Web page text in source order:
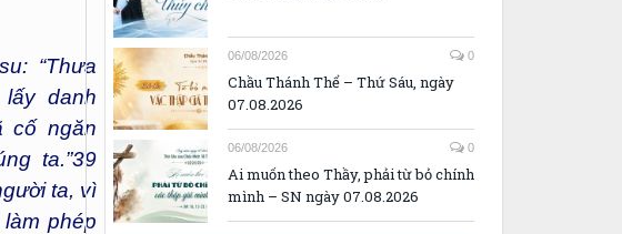
“Thưa
danh
cố ngăn
ta.”39
ta, vì
phép
06/08/2026 0
Chầu Thánh Thể – Thứ Sáu, ngày
07.08.2026
06/08/2026 0
Ai muốn theo Thầy, phải từ bỏ chính
mình – SN ngày 07.08.2026